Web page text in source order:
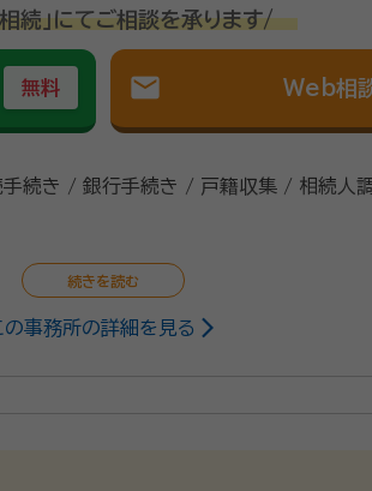
続」にてご相談を承ります/
無料 mail Web相
続き / 銀行手続き / 戸籍収集 / 相続人
の事務所の詳細を見る